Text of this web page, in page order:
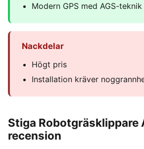
Modern GPS med AGS-teknik
Nackdelar
Högt pris
Installation kräver
Stiga Robotgräsklippare
recension